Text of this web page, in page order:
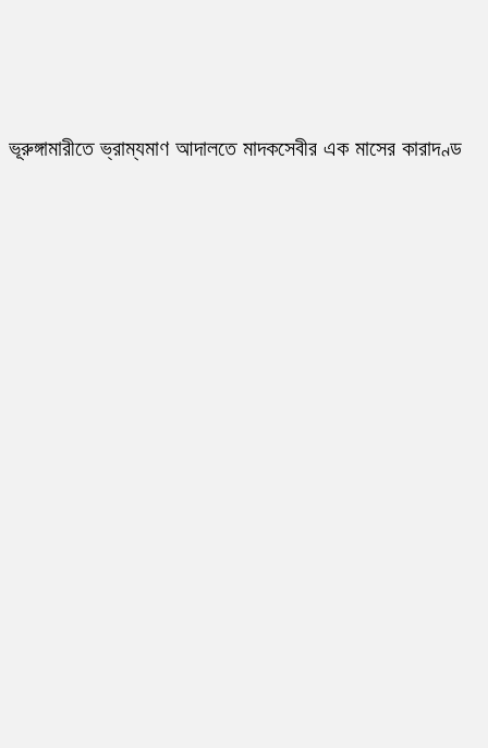
ভূরুঙ্গামারীতে ভ্রাম্যমাণ আদালতে মাদকসেবীর এক মাসের কারাদণ্ড